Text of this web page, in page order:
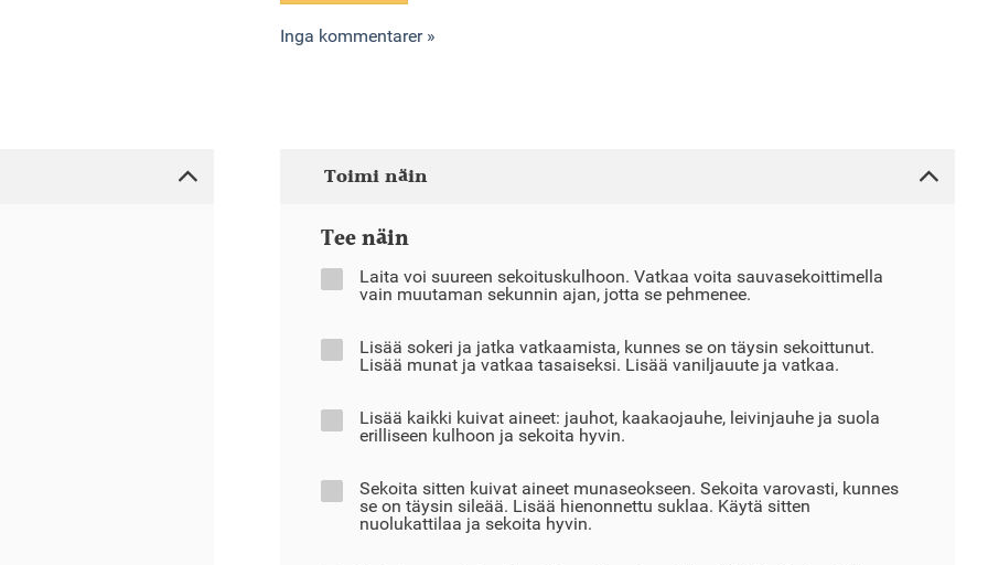
Inga kommentarer »
Toimi näin
Tee näin
Laita voi suureen sekoituskulhoon. Vatkaa voita sauvasekoittimella
vain muutaman sekunnin ajan, jotta se pehmenee.
Lisää sokeri ja jatka vatkaamista, kunnes se on täysin sekoittunut.
Lisää munat ja vatkaa tasaiseksi. Lisää vaniljauute ja vatkaa.
Lisää kaikki kuivat aineet: jauhot, kaakaojauhe, leivinjauhe ja suola
erilliseen kulhoon ja sekoita hyvin.
Sekoita sitten kuivat aineet munaseokseen. Sekoita varovasti, kunnes
se on täysin sileää. Lisää hienonnettu suklaa. Käytä sitten
nuolukattilaa ja sekoita hyvin.